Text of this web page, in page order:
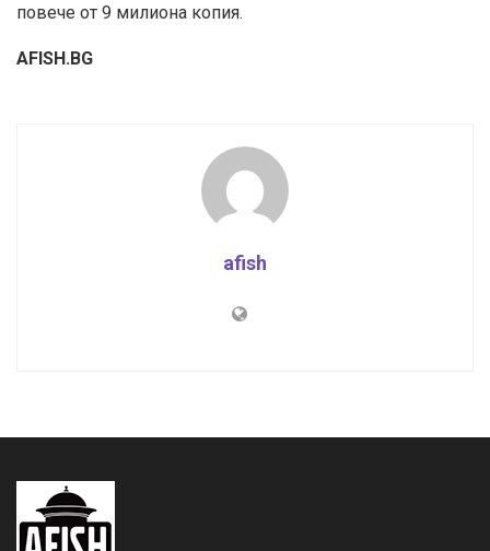
повече от 9 милиона копия.
AFISH.BG
afish